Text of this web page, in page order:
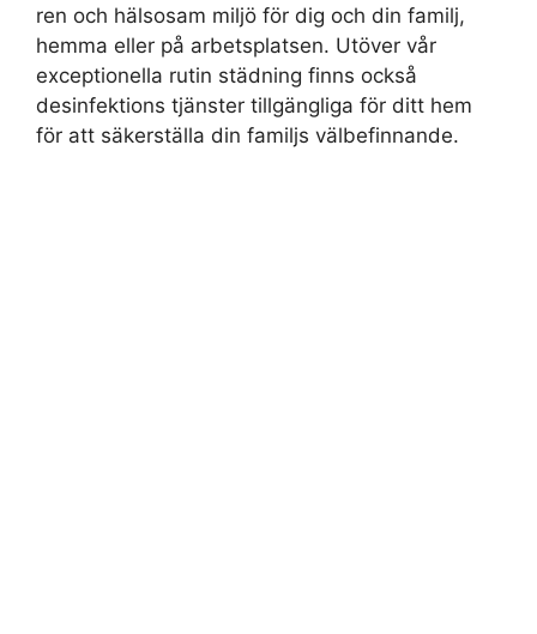
ren och hälsosam miljö för dig och din familj,
hemma eller på arbetsplatsen. Utöver vår
exceptionella rutin städning finns också
desinfektions tjänster tillgängliga för ditt hem
för att säkerställa din familjs välbefinnande.